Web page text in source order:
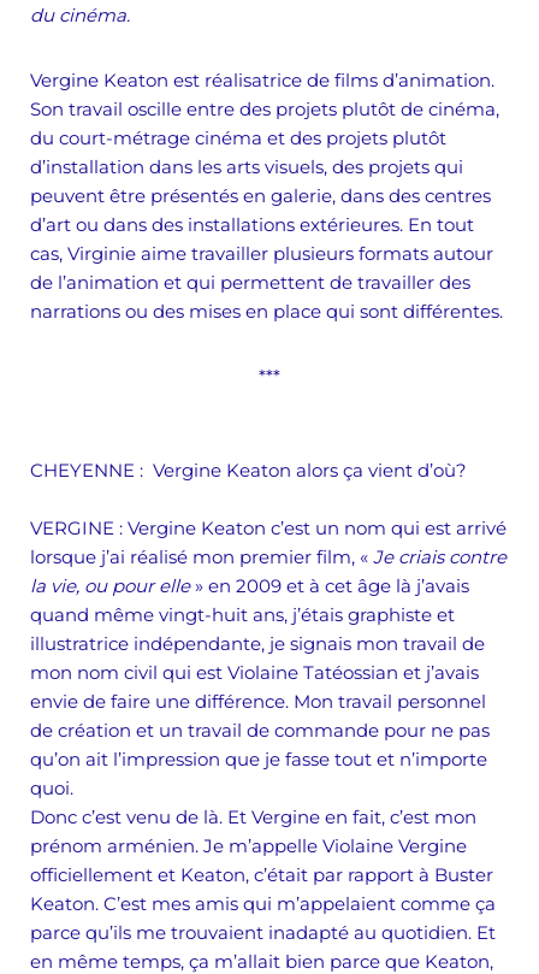
o
du cinéma.
Vergine Keaton est réalisatrice de films d’animation.
Son travail oscille entre des projets plutôt de cinéma,
du court-métrage cinéma et des projets plutôt
d’installation dans les arts visuels, des projets qui
peuvent être présentés en galerie, dans des centres
d’art ou dans des installations extérieures. En tout
cas, Virginie aime travailler plusieurs formats autour
de l’animation et qui permettent de travailler des
narrations ou des mises en place qui sont différentes.
***
CHEYENNE : Vergine Keaton alors ça vient d’où?
VERGINE : Vergine Keaton c’est un nom qui est arrivé
lorsque j’ai réalisé mon premier film, « Je criais contre
la vie, ou pour elle» en 2009 et à cet âge là j’avais
quand même vingt-huit ans, j’étais graphiste et
illustratrice indépendante, je signais mon travail de
mon nom civil qui est Violaine Tatéossian et j’avais
envie de faire une différence. Mon travail personnel
de création et un travail de commande pour ne pas
qu’on ait l’impression que je fasse tout et n’importe
quoi.
Donc c’est venu de là. Et Vergine en fait, c’est mon
prénom arménien. Je m’appelle Violaine Vergine
officiellement et Keaton, c’était par rapport à Buster
Keaton. C’est mes amis qui m’appelaient comme ça
parce qu’ils me trouvaient inadapté au quotidien. Et
en même temps, ça m’allait bien parce que Keaton,